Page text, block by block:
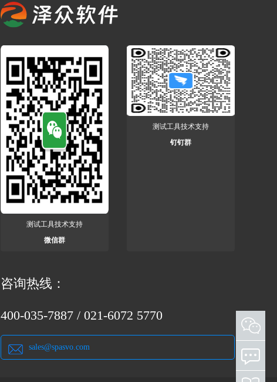
测试工具技术支持
微信群
测试工具技术支持
钉钉群
咨询热线：
400-035-7887 / 021-6072 5770
sales@spasvo.com